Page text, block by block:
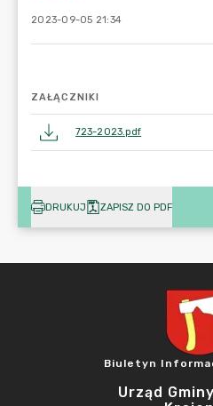
2023-09-05 21:34
ZAŁĄCZNIKI
723-2023.pdf
DRUKUJ ZAPISZ DO PDF
Biuletyn
Urząd